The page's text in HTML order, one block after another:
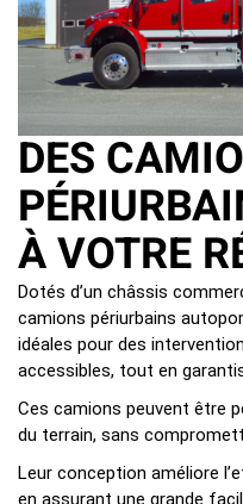
DES
À VOTRE
Dotés d’un châssis
camions périurbains
idéales pour des
accessibles, tout en
Ces camions peuvent être
du terrain, sans
Leur conception améliore
en assurant une grande